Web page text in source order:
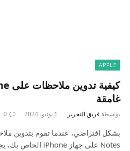
APPLE
غامقة
بواسطة فريق التحرير 1 يونيو، 2024 0
بشكل افتراضي، عندما تقوم بتدوين
Notes على جهاز iPhone الخاص بك، يجب أن تكون جريئًا. حسنًا،…